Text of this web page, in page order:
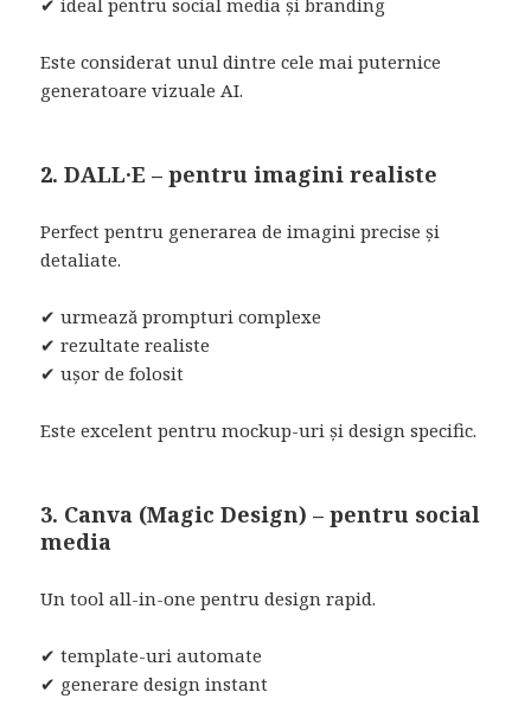
Este considerat unul dintre cele mai puternice
generatoare vizuale AI.
2. DALL·E – pentru imagini realiste
Perfect pentru generarea de imagini precise și
detaliate.
✔ urmează prompturi complexe
✔ rezultate realiste
✔ ușor de folosit
Este excelent pentru mockup-uri și design specific.
3. Canva (Magic Design) – pentru social
media
Un tool all-in-one pentru design rapid.
✔ template-uri automate
✔ generare design instant